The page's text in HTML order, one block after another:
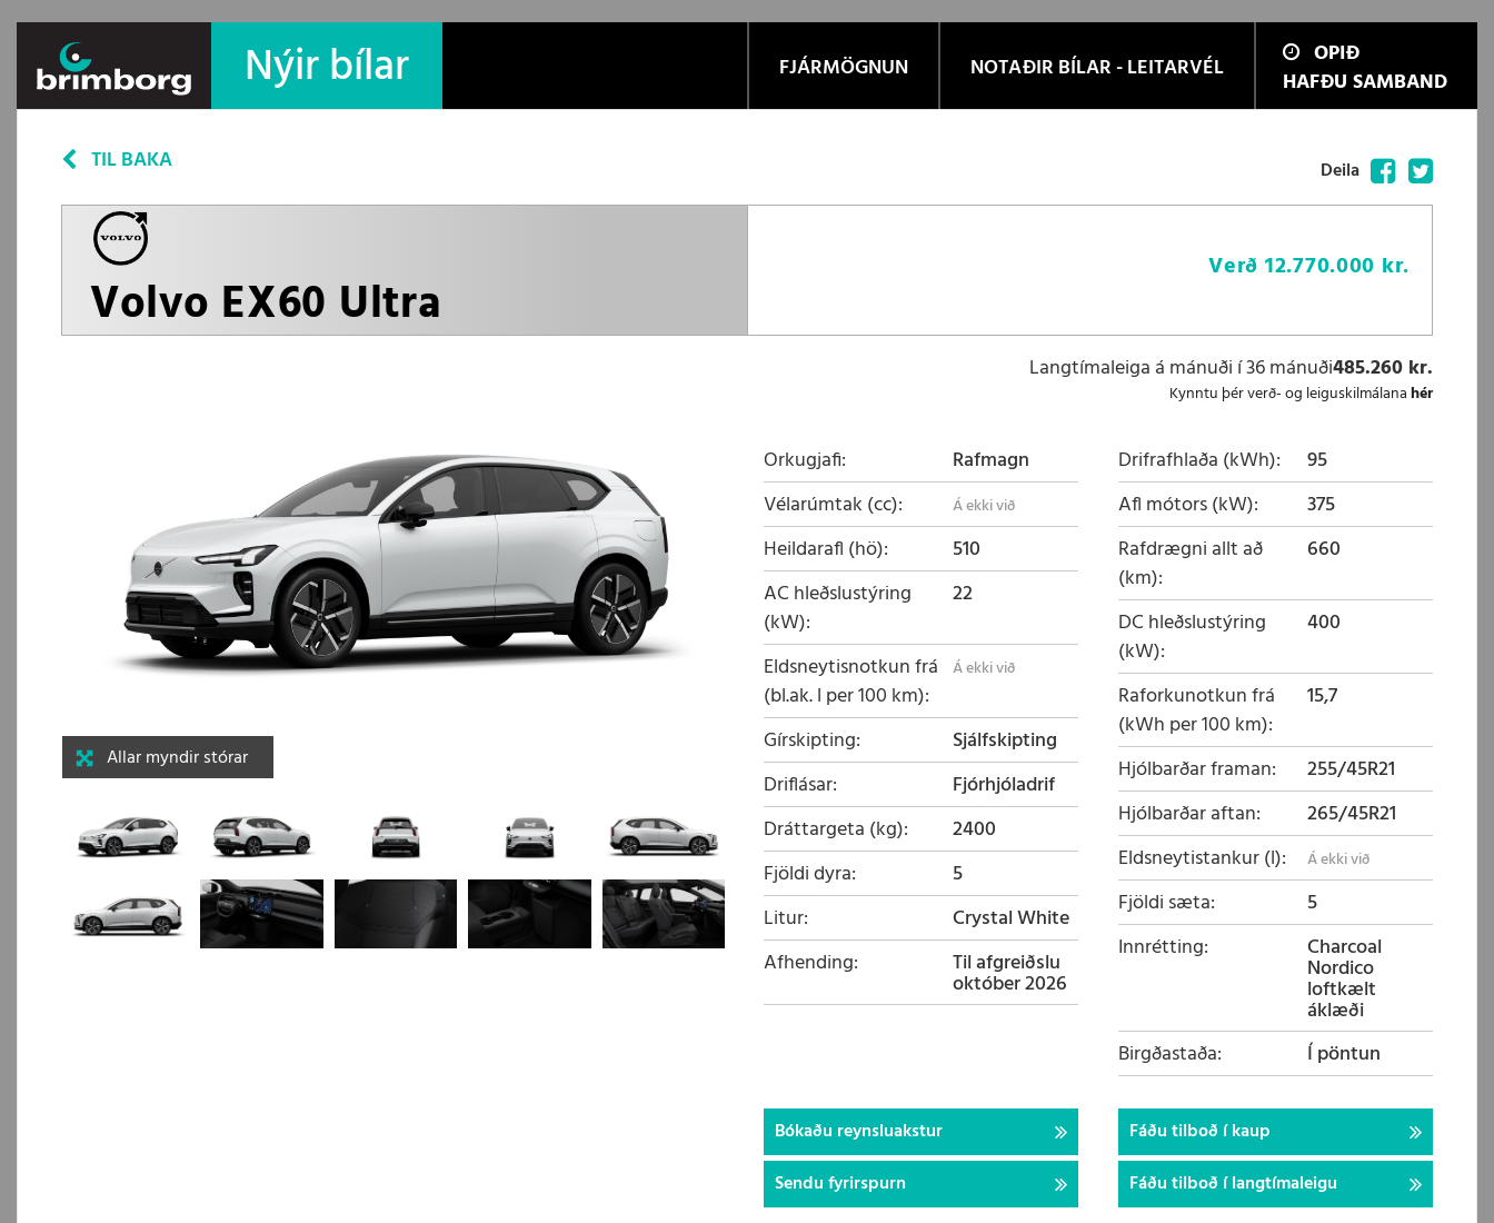
Nýir bílar FJÁRMÖGNUN NOTAÐIR BÍLAR - LEITARVÉL
OPIÐ
HAFÐU SAMBAND
Volvo EX60 Ultra
Verð 12.770.000 kr.
Langtímaleiga á mánuði í 36 mánuði485.260 kr.
Kynntu þér verð- og leiguskilmálanahér
Orkugjafi
Rafmagn
Vélarúmtak (cc)
Heildarafl (hö)
510
AC hleðslustýring
(kW)
22
Eldsneytisnotkun frá
(bl.ak. l per 100 km)
Gírskipting
Sjálfskipting
Driflásar
Fjórhjóladrif
Dráttargeta (kg)
2400
Fjöldi dyra
5
Litur
Crystal White
Afhending
Til afgreiðslu
október 2026
Drifrafhlaða (kWh)
95
Afl mótors (kW)
375
Rafdrægni allt að
(km)
660
DC hleðslustýring
(kW)
400
Raforkunotkun frá
(kWh per 100 km)
15,7
Hjólbarðar framan
255/45R21
Hjólbarðar aftan
265/45R21
Eldsneytistankur (l)
Fjöldi sæta
5
Innrétting
Charcoal
Nordico
loftkælt
áklæði
Birgðastaða
Í pöntun
Bókaðu reynsluakstur
Fáðu tilboð í kaup
Sendu fyrirspurn
Fáðu tilboð í langtímaleigu
Allar myndir stórar
TIL BAKA Deila FacebookTwitter